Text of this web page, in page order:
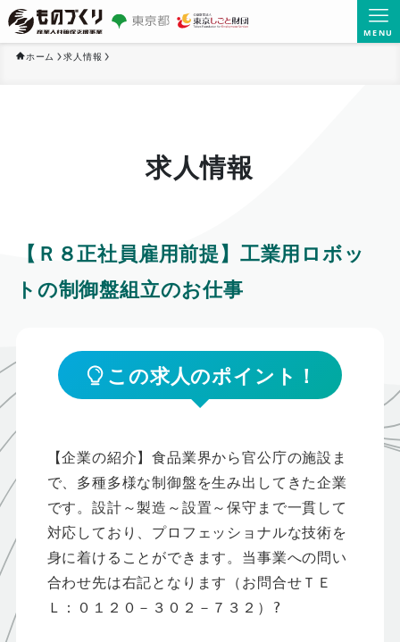
MENU
ホーム 求人情報
求人情報
【Ｒ８正社員雇用前提】工業用ロボッ
トの制御盤組立のお仕事
この求人のポイント！
【企業の紹介】食品業界から官公庁の施設ま
で、多種多様な制御盤を生み出してきた企業
です。設計～製造～設置～保守まで一貫して
対応しており、プロフェッショナルな技術を
身に着けることができます。当事業への問い
合わせ先は右記となります（お問合せＴＥ
Ｌ：０１２０－３０２－７３２）?